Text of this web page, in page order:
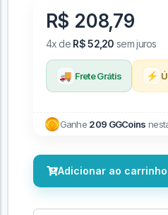
R$ 208,79
4x de R$ 52,20 sem juros
🚚 Frete Grátis ⚡
Ganhe 209 GGCoins
Adicionar ao carrinho